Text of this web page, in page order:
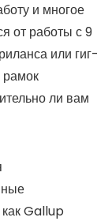
и многое
от работы с 9
или гиг-
рамок
ли вам
как Gallup